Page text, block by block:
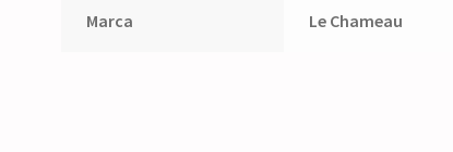
Marca Le Chameau